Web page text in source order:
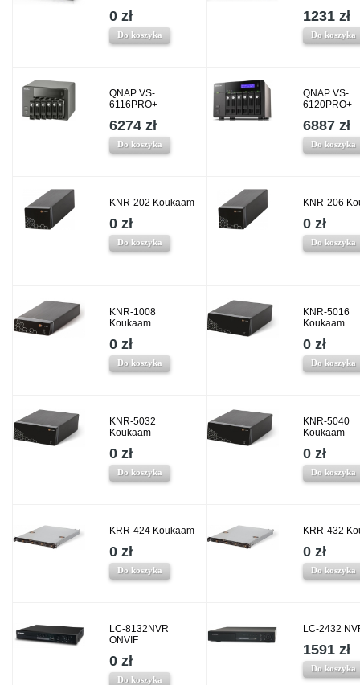
0 zł
Do koszyka
1231 zł
Do koszyka
QNAP VS-
6116PRO+
6274 zł
Do koszyka
QNAP VS-
6120PRO+
6887 zł
Do koszyka
KNR-202 Koukaam
0 zł
Do koszyka
KNR-206
0 zł
Do koszyka
KNR-1008
Koukaam
0 zł
Do koszyka
KNR-5016
Koukaam
0 zł
Do koszyka
KNR-5032
Koukaam
0 zł
Do koszyka
KNR-5040
Koukaam
0 zł
Do koszyka
KRR-424 Koukaam
0 zł
Do koszyka
KRR-432
0 zł
Do koszyka
LC-8132NVR
ONVIF
0 zł
Do koszyka
LC-2432
1591 zł
Do koszyka